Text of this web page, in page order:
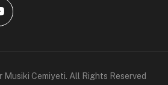
Cemiyeti. All Rights Reserved